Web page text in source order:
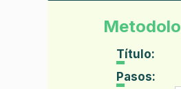
Título:
Pasos: